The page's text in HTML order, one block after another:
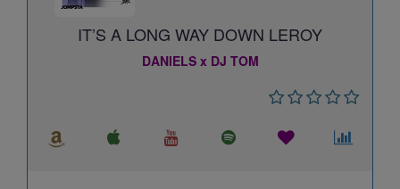
IT’S A LONG WAY DOWN LEROY
DANIELS x DJ TOM